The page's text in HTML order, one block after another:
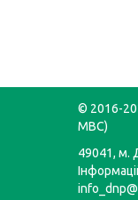
© 2016-
МВС)
49041, м.